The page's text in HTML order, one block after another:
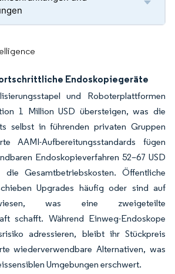
Endoskopiegeräte
und Roboterplattformen
1 Million USD übersteigen, was die
selbst in führenden privaten Gruppen
AAMI-Aufbereitungsstandards fügen
Endoskopieverfahren 52–67 USD
Gesamtbetriebskosten. Öffentliche
Upgrades häufig oder sind auf
was eine zweigeteilte
schafft. Während Einweg-Endoskope
adressieren, bleibt ihr Stückpreis
wiederverwendbare Alternativen, was
Umgebungen erschwert.